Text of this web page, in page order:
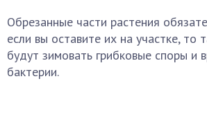
Обрезанные части растения
если вы оставите их на участке, то
будут зимовать грибковые споры и
бактерии.